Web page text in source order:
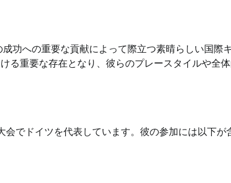
功への重要な貢献によって際立つ素晴らしい国際
る重要な存在となり、彼らのプレースタイルや全
でドイツを代表しています。彼の参加には以下が